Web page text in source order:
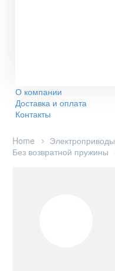
О компании
Доставка и оплата
Контакты
Home Электроприводы
Без возвратной пружины